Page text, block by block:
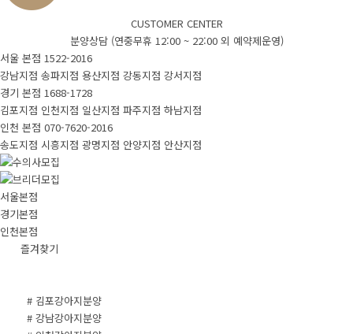
CUSTOMER CENTER
분양상담 (연중무휴 12:00 ~ 22:00 외 예약제운영)
서울 본점 1522-2016
강남지점 송파지점 용산지점 강동지점 강서지점
경기 본점 1688-1728
김포지점 인천지점 일산지점 파주지점 하남지점
인천 본점 070-7620-2016
송도지점 시흥지점 광명지점 안양지점 안산지점
서울본점
경기본점
인천본점
즐겨찾기
# 김포강아지분양
# 강남강아지분양